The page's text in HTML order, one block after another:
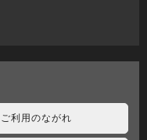
ご利用のながれ